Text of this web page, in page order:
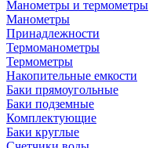
Манометры и термометры
Манометры
Принадлежности
Термоманометры
Термометры
Накопительные емкости
Баки прямоугольные
Баки подземные
Комплектующие
Баки круглые